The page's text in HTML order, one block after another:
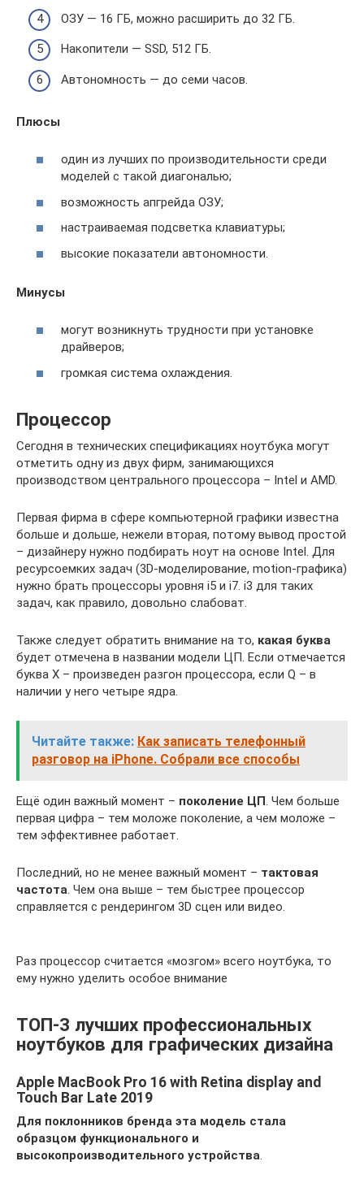
ОЗУ — 16 ГБ, можно расширить до 32 ГБ.
Накопители — SSD, 512 ГБ.
Автономность — до семи часов.
Плюсы
один из лучших по производительности среди
моделей с такой диагональю;
возможность апгрейда ОЗУ;
настраиваемая подсветка клавиатуры;
высокие показатели автономности.
Минусы
могут возникнуть трудности при установке
драйверов;
громкая система охлаждения.
Процессор
Сегодня в технических спецификациях ноутбука могут
отметить одну из двух фирм, занимающихся
производством центрального процессора – Intel и AMD.
Первая фирма в сфере компьютерной графики известна
больше и дольше, нежели вторая, потому вывод простой
– дизайнеру нужно подбирать ноут на основе Intel. Для
ресурсоемких задач (3D-моделирование, motion-графика)
нужно брать процессоры уровня i5 и i7. i3 для таких
задач, как правило, довольно слабоват.
Также следует обратить внимание на то, какая буква
будет отмечена в названии модели ЦП. Если отмечается
буква X – произведен разгон процессора, если Q – в
наличии у него четыре ядра.
Читайте также: Как записать телефонный
разговор на iPhone. Собрали все способы
Ещё один важный момент – поколение ЦП. Чем больше
первая цифра – тем моложе поколение, а чем моложе –
тем эффективнее работает.
Последний, но не менее важный момент – тактовая
частота. Чем она выше – тем быстрее процессор
справляется с рендерингом 3D сцен или видео.
Раз процессор считается «мозгом» всего ноутбука, то
ему нужно уделить особое внимание
ТОП-3 лучших профессиональных
ноутбуков для графических дизайна
Apple MacBook Pro 16 with Retina display and
Touch Bar Late 2019
Для поклонников бренда эта модель стала
образцом функционального и
высокопроизводительного устройства.